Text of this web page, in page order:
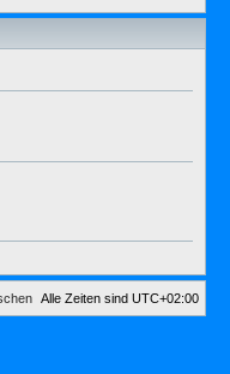
e
r
Alle Zeiten sind UTC+02:00